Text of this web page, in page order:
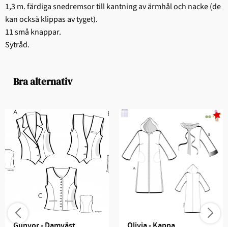
1,3 m. färdiga snedremsor till kantning av ärmhål och nacke (de
kan också klippas av tyget).
11 små knappar.
Sytråd.
Bra alternativ